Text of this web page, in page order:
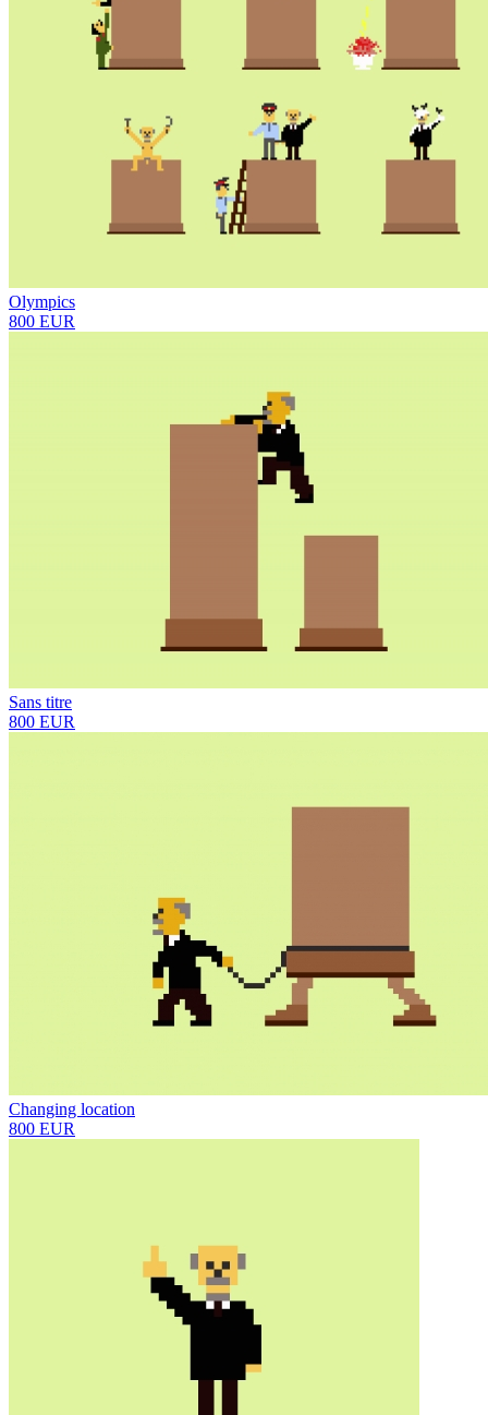
Olympics
800 EUR
Sans titre
800 EUR
Changing location
800 EUR